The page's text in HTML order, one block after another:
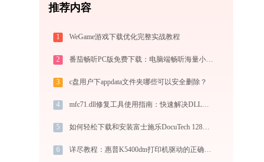
推荐内容
1 WeGame游戏下载优化完整实战教程
2 番茄畅听PC版免费下载：电脑端畅听海量小说与音乐的终极指南
3 c盘用户下appdata文件夹哪些可以安全删除？
4 mfc71.dll修复工具使用指南：快速解决DLL问题 - 金山毒霸
5 如何轻松下载和安装富士施乐DocuTech 128打印机驱动？跟着这篇指南走
6 详尽教程：惠普K5400dtn打印机驱动的正确下载与安装方式